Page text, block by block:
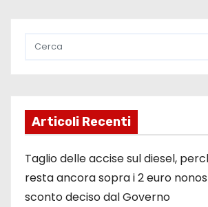
Articoli Recenti
Taglio delle accise sul diesel,
resta ancora sopra i 2 euro
sconto deciso dal Governo